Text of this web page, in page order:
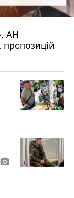
АН
пропозицій
photo_camera